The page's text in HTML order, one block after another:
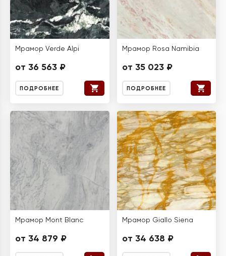
Мрамор Verde Alpi
от 36 563 ₽
ПОДРОБНЕЕ
Мрамор Rosa Namibia
от 35 023 ₽
ПОДРОБНЕЕ
Мрамор Mont Blanc
от 34 879 ₽
Мрамор Giallo Siena
от 34 638 ₽